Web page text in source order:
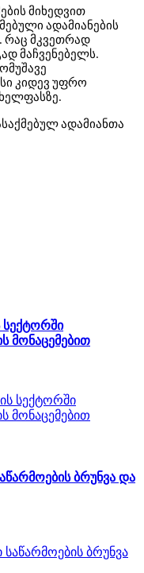
მიხედვით
ადამიანების
რაც მკვეთრად
მაჩვენებელს.
კიდევ უფრო
ადამიანთა
სექტორში
მონაცემებით
ბრუნვა და